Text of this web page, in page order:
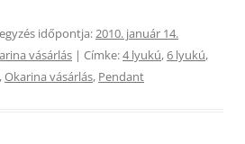
időpontja:2010. január 14.
vásárlás | Címke:4 lyukú,6 lyukú,
,Okarina vásárlás, Pendant